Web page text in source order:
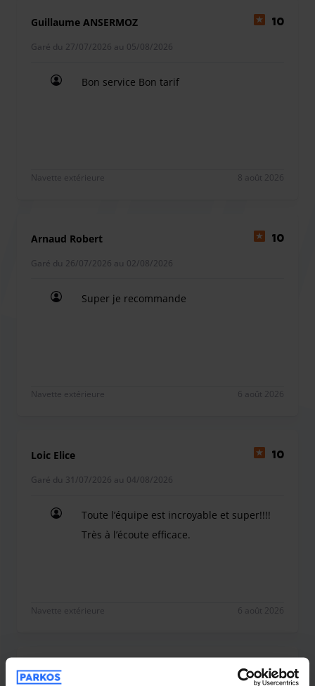
Guillaume ANSERMOZ 10
Garé du 27/07/2026 au 05/08/2026
Bon service Bon tarif
Navette extérieure 8 août 2026
Arnaud Robert 10
Garé du 26/07/2026 au 02/08/2026
Super je recommande
Navette extérieure 6 août 2026
Loic Elice 10
Garé du 31/07/2026 au 04/08/2026
Toute l’équipe est incroyable et super!!!!
Très à l’écoute efficace.
Navette extérieure 6 août 2026
Cinthias Philipon 10